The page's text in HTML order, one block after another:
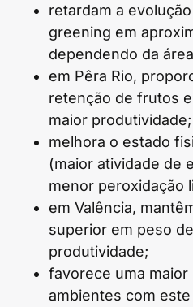
retardam a
greening em
dependendo da
em Pêra Rio,
retenção de frutos
maior produtividade;
melhora o estado
(maior atividade de
menor peroxidação
em Valência,
superior em peso
produtividade;
favorece uma
ambientes com